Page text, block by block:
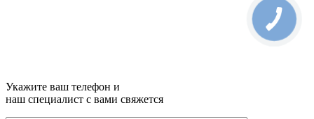
Укажите ваш телефон и
наш специалист с вами свяжется